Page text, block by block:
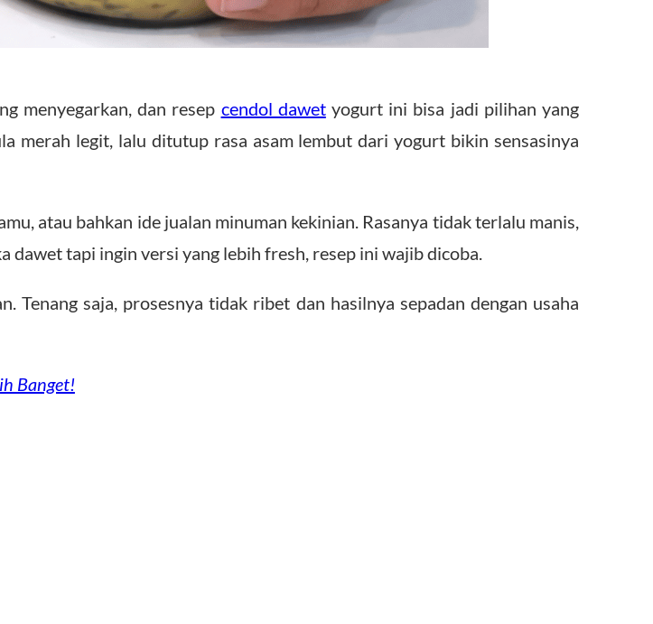
menyegarkan, dan resep cendol dawetyogurt ini bisa jadi pilihan yang
merah legit, lalu ditutup rasa asam lembut dari yogurt bikin sensasinya
atau bahkan ide jualan minuman kekinian. Rasanya tidak terlalu manis,
dawet tapi ingin versi yang lebih fresh, resep ini wajib dicoba.
Tenang saja, prosesnya tidak ribet dan hasilnya sepadan dengan usaha
Banget!